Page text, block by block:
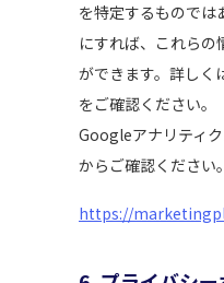
を特定するもので
にすれば、これらの
ができます。詳しく
をご確認ください。
Googleアナリティ
からご確認ください。
https://